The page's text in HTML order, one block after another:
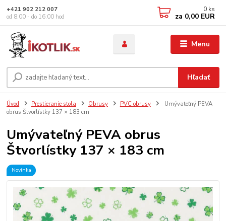
Menu
Hľadať
+421 902 212 007
od 8:00 - do 16:00 hod
0 ks
za 0,00 EUR
Úvod Prestieranie stola Obrusy PVC obrusy
Umývateľný PEVA
obrus Štvorlístky 137 × 183 cm
Umývateľný PEVA obrus
Štvorlístky 137 × 183 cm
Novinka